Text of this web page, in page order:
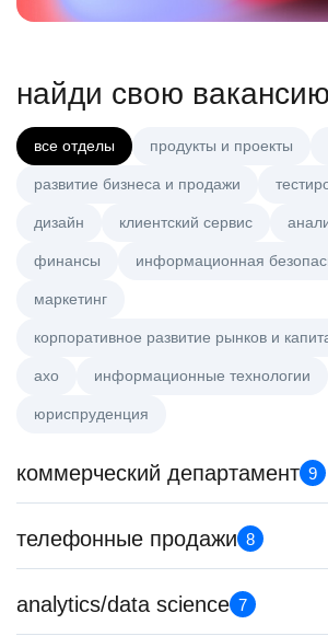
найди свою вакансию
все отделы продукты и проекты
развитие бизнеса и продажи
дизайн клиентский сервис
финансы информационная
маркетинг
корпоративное развитие рынков и
axo информационные технологии
юриспруденция
коммерческий департамент 9
Key Account Manager (EdTech)
HeadHunter::Коммерческий департамент
150000 ₽
телефонные продажи 8
Менеджер по привлечению клиентов
HeadHunter::Телефонные продажи
analytics/data science 7